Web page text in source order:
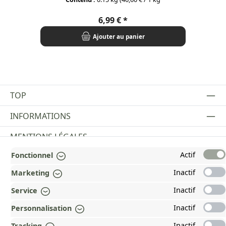
Prix régulier :
6,99 €
Ajouter au panier
TOP
INFORMATIONS
MENTIONS LÉGALES
PAYMENT AND SHIPPING METHODS
RÉCOMPENSÉ ET CERTIFIÉ !
POURQUOI HEAD&NATURE ?
OUR COMMUNITIES
Fonctionnel
Actif
Marketing
Inactif
Service
Inactif
Personnalisation
Inactif